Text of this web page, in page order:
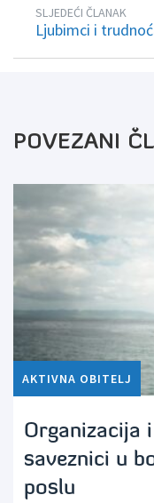
SLJEDEĆI ČLANAK
Ljubimci i
POVEZANI
AKTIVNA OBITELJ
Organizacija
saveznici u
poslu